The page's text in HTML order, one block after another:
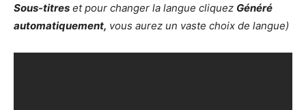
Sous-titres et pour changer la langue cliquez Généré
automatiquement, vous aurez un vaste choix de langue)